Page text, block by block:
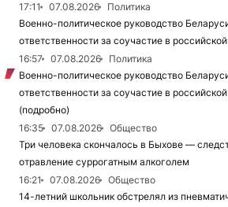
17:11
07.08.2026
Политика
Военно-политическое руководство
ответственности за соучастие в
16:57
07.08.2026
Политика
Военно-политическое руководство
ответственности за соучастие в
(подробно)
16:35
07.08.2026
Общество
Три человека скончалось в Быхове —
отравление суррогатным алкоголем
16:21
07.08.2026
Общество
14-летний школьник обстрелял из